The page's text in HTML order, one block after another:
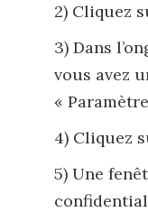
2) Cliquez
3) Dans
vous avez
«
4) Cliquez
5) Une